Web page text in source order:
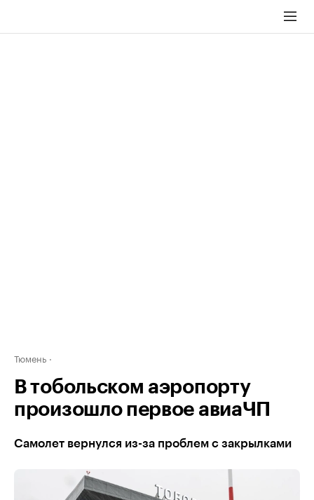
Тюмень
В тобольском аэропорту
произошло первое авиаЧП
Самолет вернулся из-за проблем с закрылками